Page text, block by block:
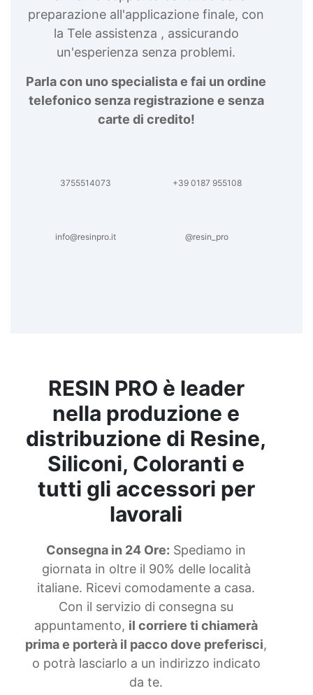
preparazione all'applicazione finale, con
la Tele assistenza , assicurando
un'esperienza senza problemi.
Parla con uno specialista e fai un ordine
telefonico senza registrazione e senza
carte di credito!
3755514073 +39 0187 955108
info@resinpro.it @resin_pro
RESIN PRO è leader
nella produzione e
distribuzione di Resine,
Siliconi, Coloranti e
tutti gli accessori per
lavorali
Consegna in 24 Ore: Spediamo in
giornata in oltre il 90% delle località
italiane. Ricevi comodamente a casa.
Con il servizio di consegna su
appuntamento, il corriere ti chiamerà
prima e porterà il pacco dove preferisci,
o potrà lasciarlo a un indirizzo indicato
da te.